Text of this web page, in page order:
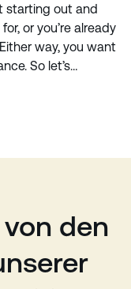
starting out and
or you’re already
way, you want
So let’s…
den